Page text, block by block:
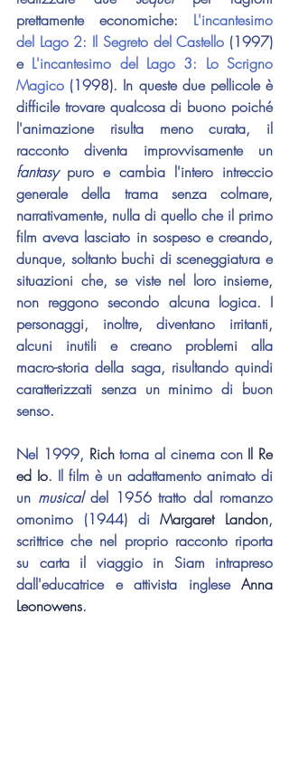
prettamente economiche: L'incantesimo
del Lago 2: Il Segreto del Castello (1997)
e L'incantesimo del Lago 3: Lo Scrigno
Magico (1998). In queste due pellicole è
difficile trovare qualcosa di buono poiché
l'animazione risulta meno curata, il
fantasy puro e cambia l'intero intreccio
generale della trama senza colmare,
narrativamente, nulla di quello che il primo
film aveva lasciato in sospeso e creando,
dunque, soltanto buchi di sceneggiatura e
situazioni che, se viste nel loro insieme,
non reggono secondo alcuna logica. I
personaggi, inoltre, diventano irritanti,
alcuni inutili e creano problemi alla
macro-storia della saga, risultando quindi
caratterizzati senza un minimo di buon
senso.
Nel 1999, Rich torna al cinema con Il Re
ed Io. Il film è un adattamento animato di
un musical del 1956 tratto dal romanzo
omonimo (1944) di Margaret Landon,
scrittrice che nel proprio racconto riporta
su carta il viaggio in Siam intrapreso
dall'educatrice e attivista inglese Anna
Leonowens.